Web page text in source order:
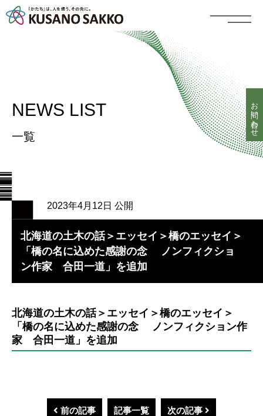
NEWS LIST
一覧
2023年4月12日 公開
北海道の土木の話＞エッセイ＞橋のエッセイ＞
「橋の名に込めた感謝の念 ノンフィクショ
ン作家 合田一道」を追加
北海道の土木の話＞エッセイ＞橋のエッセイ＞
「橋の名に込めた感謝の念 ノンフィクション作
家 合田一道」を追加
前の記事 記事一覧 次の記事
お問い合わせ